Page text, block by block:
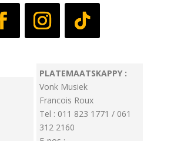
PLATEMAATSKAPPY :
Vonk Musiek
Francois Roux
Tel : 011 823 1771 / 061
312 2160